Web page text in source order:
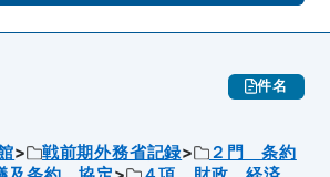
件名
戦前期外務省記録
２門 条約